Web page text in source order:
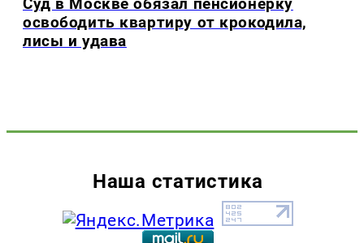
Суд в Москве обязал пенсионерку
освободить квартиру от крокодила,
лисы и удава
Наша статистика